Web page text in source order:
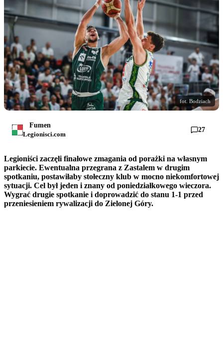
fot. Bodziach
Fumen
Legionisci.com
27
Legioniści zaczęli finałowe zmagania od porażki na własnym
parkiecie. Ewentualna przegrana z Zastalem w drugim
spotkaniu, postawiłaby stołeczny klub w mocno niekomfortowej
sytuacji. Cel był jeden i znany od poniedziałkowego wieczora.
Wygrać drugie spotkanie i doprowadzić do stanu 1-1 przed
przeniesieniem rywalizacji do Zielonej Góry.